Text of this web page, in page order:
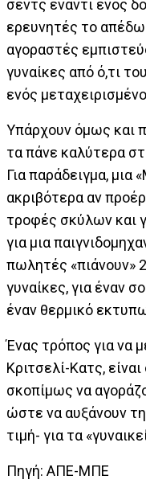
σεντς έναντι ενός
ερευνητές το
αγοραστές
γυναίκες από ό,τι
ενός
Υπάρχουν όμως και
τα πάνε καλύτερα
Για παράδειγμα, μια
ακριβότερα αν
τροφές σκύλων και
για μια
πωλητές «πιάνουν»
γυναίκες, για έναν
έναν θερμικό
Ένας τρόπος για να
Κριτσελί-Κατς,
σκοπίμως να
ώστε να αυξάνουν
τιμή- για τα
Πηγή: ΑΠΕ-ΜΠΕ